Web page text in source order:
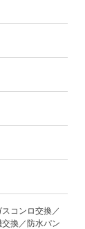
コンロ交換／
換／防水パン